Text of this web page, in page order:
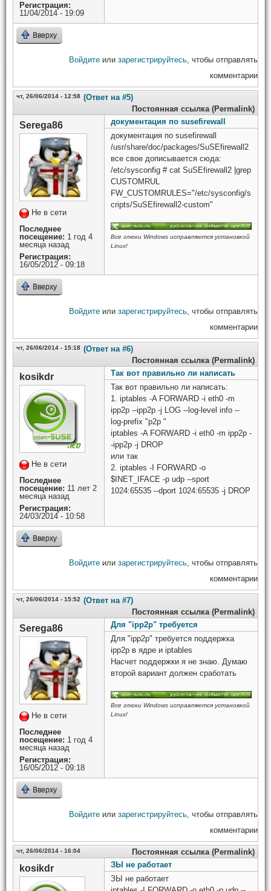
Регистрация:
11/04/2014 - 19:09
Вверху
Войдите или зарегистрируйтесь, чтобы отправлять
комментарии
чт, 26/06/2014 - 12:58 (Ответ на #5)
Постоянная ссылка (Permalink)
Serega86
Не в сети
Последнее
посещение: 1 год 4
месяца назад
Регистрация:
16/05/2012 - 09:18
документация по susefirewall
документация по susefirewall
/usr/share/doc/packages/SuSEfirewall2
все свое дописывается сюда:
/etc/sysconfig # cat SuSEfirewall2 |grep
CUSTOMRUL
FW_CUSTOMRULES="/etc/sysconfig/s
cripts/SuSEfirewall2-custom"
Все глюки Windows исправляются установкой
Linux!
Вверху
Войдите или зарегистрируйтесь, чтобы отправлять
комментарии
чт, 26/06/2014 - 15:18 (Ответ на #6)
Постоянная ссылка (Permalink)
kosikdr
Не в сети
Последнее
посещение: 11 лет 2
месяца назад
Регистрация:
24/03/2014 - 10:58
Так вот правильно ли написать
Так вот правильно ли написать:
1. iptables -A FORWARD -i eth0 -m
ipp2p --ipp2p -j LOG --log-level info --
log-prefix "p2p "
iptables -A FORWARD -i eth0 -m ipp2p -
-ipp2p -j DROP
или так
2. iptables -I FORWARD -o
$INET_IFACE -p udp --sport
1024:65535 --dport 1024:65535 -j DROP
Вверху
Войдите или зарегистрируйтесь, чтобы отправлять
комментарии
чт, 26/06/2014 - 15:52 (Ответ на #7)
Постоянная ссылка (Permalink)
Serega86
Не в сети
Последнее
посещение: 1 год 4
месяца назад
Регистрация:
16/05/2012 - 09:18
Для "ipp2p" требуется
Для "ipp2p" требуется поддержка
ipp2p в ядре и iptables
Насчет поддержки я не знаю. Думаю
второй вариант должен сработать
Все глюки Windows исправляются установкой
Linux!
Вверху
Войдите или зарегистрируйтесь, чтобы отправлять
комментарии
чт, 26/06/2014 - 16:04 Постоянная ссылка (Permalink)
kosikdr
ЗЫ не работает
ЗЫ не работает